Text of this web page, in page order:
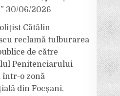
30/06/2026
Cătălin
reclamă tulburarea
de către
Penitenciarului
într-o zonă
din Focșani.